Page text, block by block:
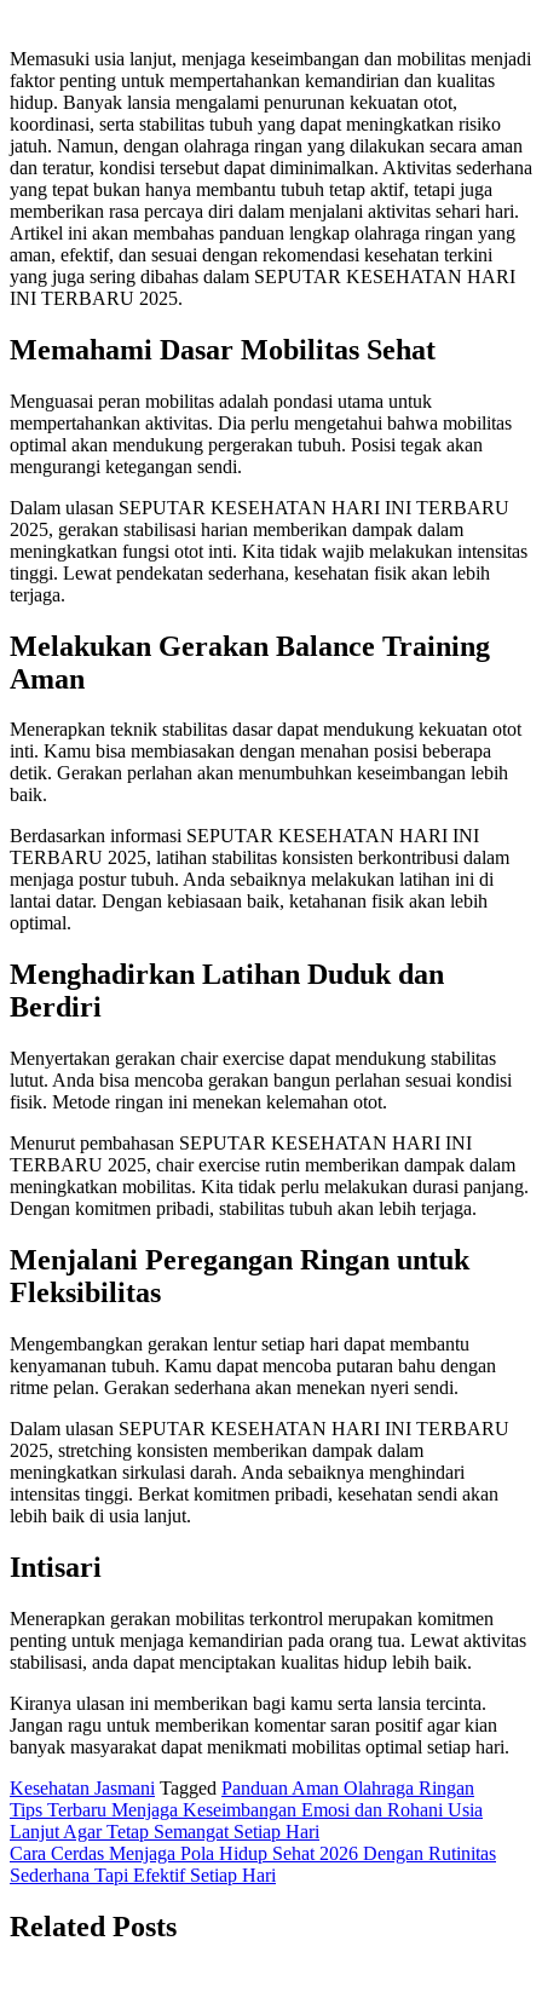
Memasuki usia lanjut, menjaga keseimbangan dan mobilitas menjadi
faktor penting untuk mempertahankan kemandirian dan kualitas
hidup. Banyak lansia mengalami penurunan kekuatan otot,
koordinasi, serta stabilitas tubuh yang dapat meningkatkan risiko
jatuh. Namun, dengan olahraga ringan yang dilakukan secara aman
dan teratur, kondisi tersebut dapat diminimalkan. Aktivitas sederhana
yang tepat bukan hanya membantu tubuh tetap aktif, tetapi juga
memberikan rasa percaya diri dalam menjalani aktivitas sehari hari.
Artikel ini akan membahas panduan lengkap olahraga ringan yang
aman, efektif, dan sesuai dengan rekomendasi kesehatan terkini
yang juga sering dibahas dalam SEPUTAR KESEHATAN HARI
INI TERBARU 2025.
Memahami Dasar Mobilitas Sehat
Menguasai peran mobilitas adalah pondasi utama untuk
mempertahankan aktivitas. Dia perlu mengetahui bahwa mobilitas
optimal akan mendukung pergerakan tubuh. Posisi tegak akan
mengurangi ketegangan sendi.
Dalam ulasan SEPUTAR KESEHATAN HARI INI TERBARU
2025, gerakan stabilisasi harian memberikan dampak dalam
meningkatkan fungsi otot inti. Kita tidak wajib melakukan intensitas
tinggi. Lewat pendekatan sederhana, kesehatan fisik akan lebih
terjaga.
Melakukan Gerakan Balance Training
Aman
Menerapkan teknik stabilitas dasar dapat mendukung kekuatan otot
inti. Kamu bisa membiasakan dengan menahan posisi beberapa
detik. Gerakan perlahan akan menumbuhkan keseimbangan lebih
baik.
Berdasarkan informasi SEPUTAR KESEHATAN HARI INI
TERBARU 2025, latihan stabilitas konsisten berkontribusi dalam
menjaga postur tubuh. Anda sebaiknya melakukan latihan ini di
lantai datar. Dengan kebiasaan baik, ketahanan fisik akan lebih
optimal.
Menghadirkan Latihan Duduk dan
Berdiri
Menyertakan gerakan chair exercise dapat mendukung stabilitas
lutut. Anda bisa mencoba gerakan bangun perlahan sesuai kondisi
fisik. Metode ringan ini menekan kelemahan otot.
Menurut pembahasan SEPUTAR KESEHATAN HARI INI
TERBARU 2025, chair exercise rutin memberikan dampak dalam
meningkatkan mobilitas. Kita tidak perlu melakukan durasi panjang.
Dengan komitmen pribadi, stabilitas tubuh akan lebih terjaga.
Menjalani Peregangan Ringan untuk
Fleksibilitas
Mengembangkan gerakan lentur setiap hari dapat membantu
kenyamanan tubuh. Kamu dapat mencoba putaran bahu dengan
ritme pelan. Gerakan sederhana akan menekan nyeri sendi.
Dalam ulasan SEPUTAR KESEHATAN HARI INI TERBARU
2025, stretching konsisten memberikan dampak dalam
meningkatkan sirkulasi darah. Anda sebaiknya menghindari
intensitas tinggi. Berkat komitmen pribadi, kesehatan sendi akan
lebih baik di usia lanjut.
Intisari
Menerapkan gerakan mobilitas terkontrol merupakan komitmen
penting untuk menjaga kemandirian pada orang tua. Lewat aktivitas
stabilisasi, anda dapat menciptakan kualitas hidup lebih baik.
Kiranya ulasan ini memberikan bagi kamu serta lansia tercinta.
Jangan ragu untuk memberikan komentar saran positif agar kian
banyak masyarakat dapat menikmati mobilitas optimal setiap hari.
Kesehatan Jasmani Tagged Panduan Aman Olahraga Ringan
Navigasi
pos
Tips Terbaru Menjaga Keseimbangan Emosi dan Rohani Usia
Lanjut Agar Tetap Semangat Setiap Hari
Cara Cerdas Menjaga Pola Hidup Sehat 2026 Dengan Rutinitas
Sederhana Tapi Efektif Setiap Hari
Related Posts